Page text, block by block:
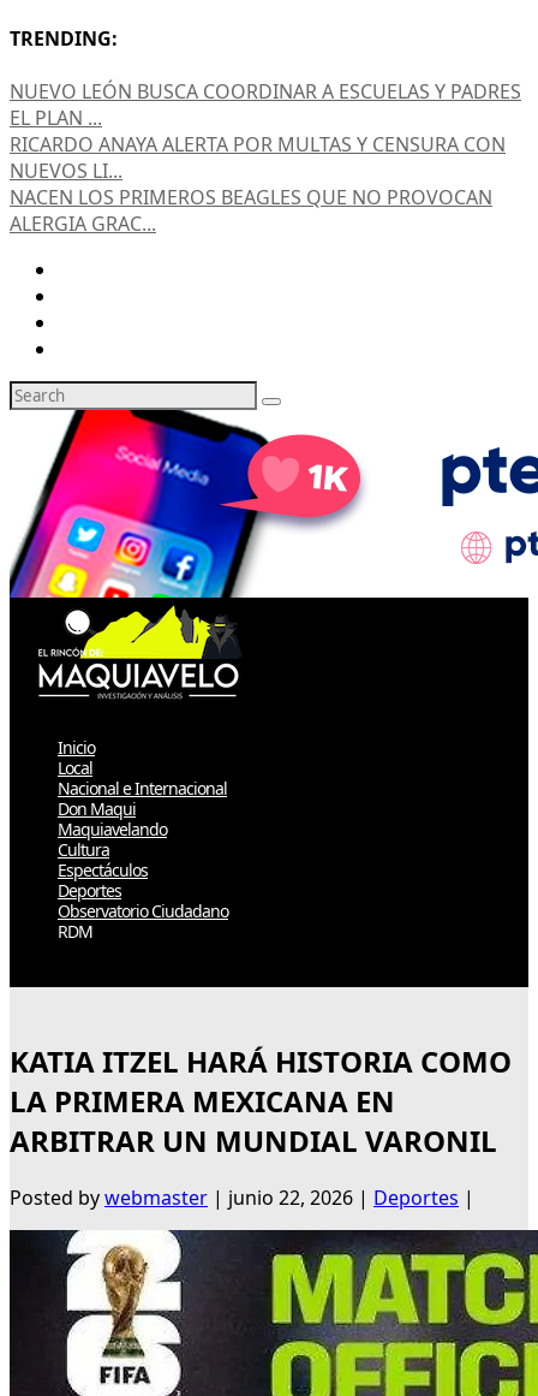
TRENDING:
NUEVO LEÓN BUSCA COORDINAR A ESCUELAS Y PADRES
EL PLAN ...
RICARDO ANAYA ALERTA POR MULTAS Y CENSURA CON
NUEVOS LI...
NACEN LOS PRIMEROS BEAGLES QUE NO PROVOCAN
ALERGIA GRAC...
Inicio
Local
Nacional e Internacional
Don Maqui
Maquiavelando
Cultura
Espectáculos
Deportes
Observatorio Ciudadano
RDM
KATIA ITZEL HARÁ HISTORIA COMO
LA PRIMERA MEXICANA EN
ARBITRAR UN MUNDIAL VARONIL
Posted bywebmaster | junio 22, 2026 | Deportes |